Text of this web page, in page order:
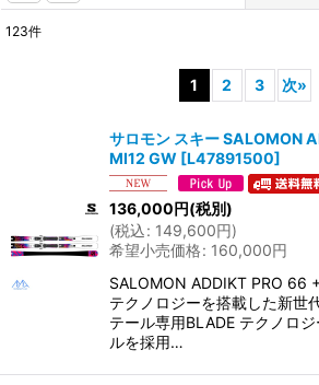
絞り込む
123件
1 2 3 次»
サロモン スキー SALOMON
MI12 GW [L47891500]
136,000円(税別)
(税込: 149,600円)
希望小売価格: 160,000円
SALOMON ADDIKT PRO 66
テクノロジーを搭載した新世
テール専用BLADE テクノロ
ルを採用…